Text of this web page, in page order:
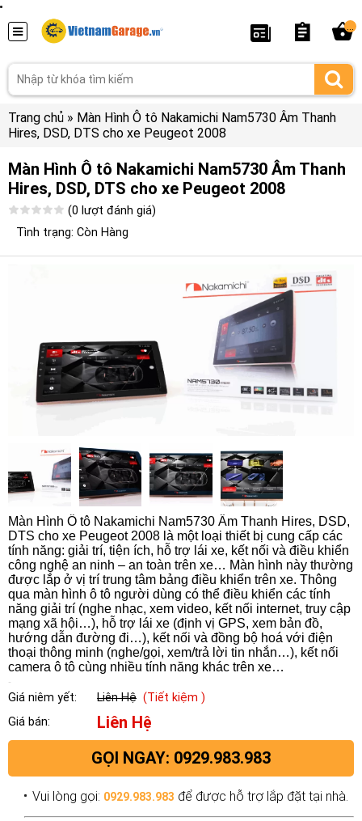
Trang chủ » Màn Hình Ô tô Nakamichi Nam5730 Âm Thanh
Hires, DSD, DTS cho xe Peugeot 2008
Màn Hình Ô tô Nakamichi Nam5730 Âm Thanh
Hires, DSD, DTS cho xe Peugeot 2008
(0 lượt đánh giá)
Tình trạng: Còn Hàng
Màn Hình Ô tô Nakamichi Nam5730 Âm Thanh Hires, DSD,
DTS cho xe Peugeot 2008 là một loại thiết bị cung cấp các
tính năng: giải trí, tiện ích, hỗ trợ lái xe, kết nối và điều khiển
công nghệ an ninh – an toàn trên xe… Màn hình này thường
được lắp ở vị trí trung tâm bảng điều khiển trên xe. Thông
qua màn hình ô tô người dùng có thể điều khiển các tính
năng giải trí (nghe nhạc, xem video, kết nối internet, truy cập
mạng xã hội…), hỗ trợ lái xe (định vị GPS, xem bản đồ,
hướng dẫn đường đi…), kết nối và đồng bộ hoá với điện
thoại thông minh (nghe/gọi, xem/trả lời tin nhắn…), kết nối
camera ô tô cùng nhiều tính năng khác trên xe…
Giá niêm yết: Liên Hệ (Tiết kiệm )
Giá bán:
Liên Hệ
GỌI NGAY: 0929.983.983
Vui lòng gọi: 0929.983.983 để được hỗ trợ lắp đặt tại nhà.